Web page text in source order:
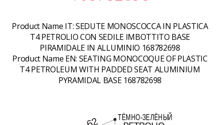
Product Name IT:SEDUTE MONOSCOCCA IN PLASTICA
T4 PETROLIO CON SEDILE IMBOTTITO BASE
PIRAMIDALE IN ALLUMINIO 168782698
Product Name EN: SEATING MONOCOQUE OF PLASTIC
T4 PETROLEUM WITH PADDED SEAT ALUMINIUM
PYRAMIDAL BASE 168782698